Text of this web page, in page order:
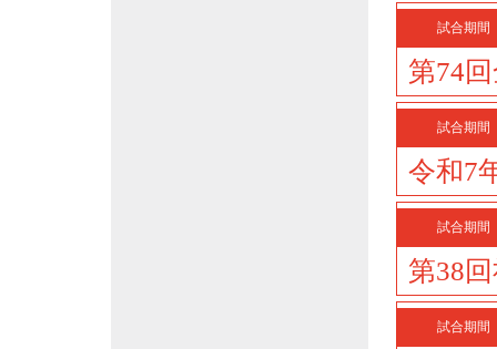
試合期間
第74
試合期間
令和7
試合期間
第38
試合期間